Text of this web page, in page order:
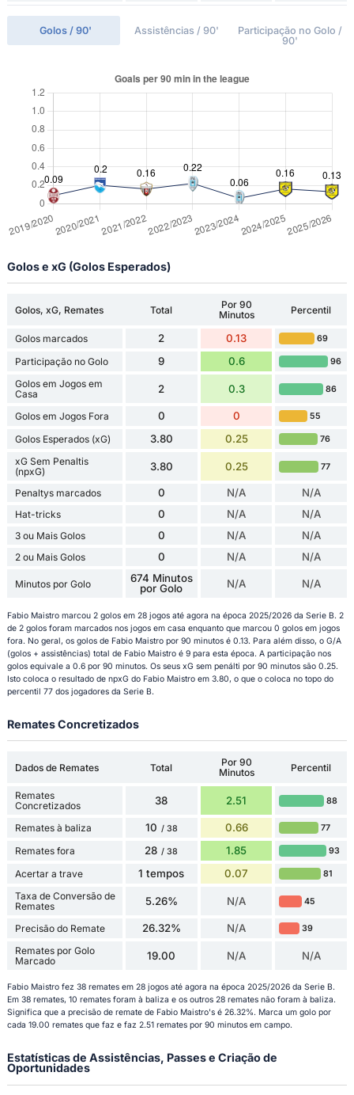
Golos / 90' Assistências / 90'
Participação no Golo /
90'
Golos e xG (Golos Esperados)
Golos, xG, Remates Total
Por 90
Minutos
Percentil
Golos marcados 2 0.13 69
Participação no Golo 9 0.6 96
Golos em Jogos em
Casa
2 0.3 86
Golos em Jogos Fora 0 0 55
Golos Esperados (xG) 3.80 0.25 76
xG Sem Penaltis
(npxG)
3.80 0.25 77
Penaltys marcados 0 N/A N/A
Hat-tricks 0 N/A N/A
3 ou Mais Golos 0 N/A N/A
2 ou Mais Golos 0 N/A N/A
Minutos por Golo
674 Minutos
por Golo
N/A N/A
Fabio Maistro marcou 2 golos em 28 jogos até agora na época 2025/2026 da Serie B. 2
de 2 golos foram marcados nos jogos em casa enquanto que marcou 0 golos em jogos
fora. No geral, os golos de Fabio Maistro por 90 minutos é 0.13. Para além disso, o G/A
(golos + assistências) total de Fabio Maistro é 9 para esta época. A participação nos
golos equivale a 0.6 por 90 minutos. Os seus xG sem penálti por 90 minutos são 0.25.
Isto coloca o resultado de npxG do Fabio Maistro em 3.80, o que o coloca no topo do
percentil 77 dos jogadores da Serie B.
Remates Concretizados
Dados de Remates Total
Por 90
Minutos
Percentil
Remates
Concretizados
38 2.51 88
Remates à baliza 10 / 38 0.66 77
Remates fora 28 / 38 1.85 93
Acertar a trave 1 tempos 0.07 81
Taxa de Conversão de
Remates
5.26% N/A 45
Precisão do Remate 26.32% N/A 39
Remates por Golo
Marcado
19.00 N/A N/A
Fabio Maistro fez 38 remates em 28 jogos até agora na época 2025/2026 da Serie B.
Em 38 remates, 10 remates foram à baliza e os outros 28 remates não foram à baliza.
Significa que a precisão de remate de Fabio Maistro's é 26.32%. Marca um golo por
cada 19.00 remates que faz e faz 2.51 remates por 90 minutos em campo.
Estatísticas de Assistências, Passes e Criação de
Oportunidades